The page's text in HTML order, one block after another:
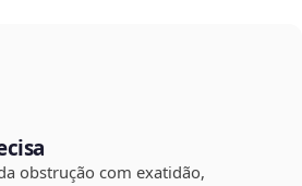
obstrução com exatidão,